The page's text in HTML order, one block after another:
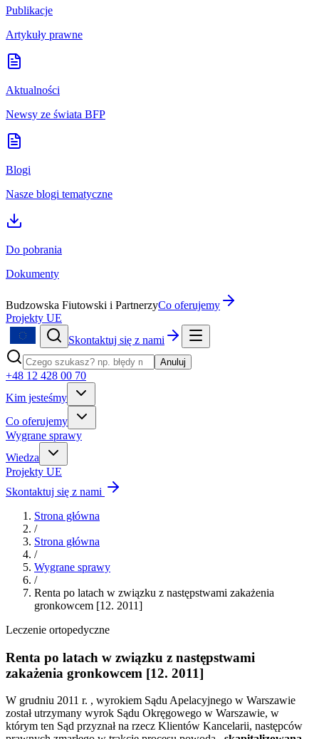
Publikacje
Artykuły prawne
Aktualności
Newsy ze świata BFP
Blogi
Nasze blogi tematyczne
Do pobrania
Dokumenty
Budzowska Fiutowski i PartnerzyCo oferujemy
Projekty UE
Skontaktuj się z nami
Anuluj
+48 12 428 00 70
Kim jesteśmy
Co oferujemy
Wygrane sprawy
Wiedza
Projekty UE
Skontaktuj się z nami
Strona główna
/
Strona główna
/
Wygrane sprawy
/
Renta po latach w związku z następstwami zakażenia
gronkowcem [12. 2011]
Leczenie ortopedyczne
Renta po latach w związku z następstwami
zakażenia gronkowcem [12. 2011]
W grudniu 2011 r. , wyrokiem Sądu Apelacyjnego w Warszawie
został utrzymany wyrok Sądu Okręgowego w Warszawie, w
którym ten Sąd przyznał na rzecz Klientów Kancelarii, następców